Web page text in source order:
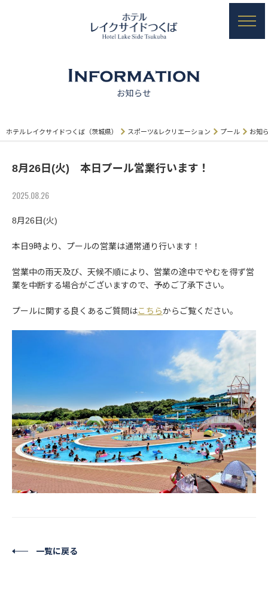
ゲストルーム
天然温泉
レストラン・お食事
宴会場・会議室
スポーツ&レクリエーション
ゴルフ練習場
ホテルレイクサイドつくば
ホテル案内・アクセス
よくあるご質問
サイトマップ
お問い合わせ
ホテルレイクサイドつくば（茨城県） スポーツ&レクリエーション プール お知
8月26日(火) 本日プール営業行います！
2025.08.26
8月26日(火)
本日9時より、プールの営業は通常通り行います！
営業中の雨天及び、天候不順により、営業の途中でやむを得ず営
業を中断する場合がございますので、予めご了承下さい。
プールに関する良くあるご質問はこちらからご覧ください。
一覧に戻る